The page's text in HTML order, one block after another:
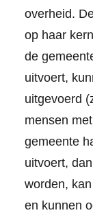
overheid.
op haar
de
uitvoert,
uitgevoerd
mensen
gemeente
uitvoert,
worden,
en kunnen